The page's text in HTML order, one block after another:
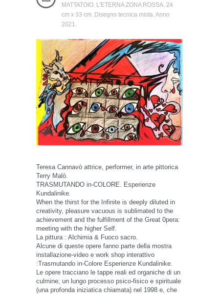
MATTATOIO. L'ETERNA ZONA ROSSA. 24
cm x 33 cm. Disegno tecnica mista. Anno
2021.
Teresa Cannavò attrice, performer, in arte pittorica
Terry Malò.
TRASMUTANDO in-COLORE. Esperienze
Kundalinike.
When the thirst for the Infinite is deeply diluted in
creativity, pleasure vacuous is sublimated to the
achievement and the fulfillment of the Great 0pera:
meeting with the higher Self.
La pittura : Alchimia & Fuoco sacro.
Alcune di queste opere fanno parte della mostra
installazione-video e work shop interattivo
:Trasmutando in-Colore Esperienze Kundalinike.
Le opere tracciano le tappe reali ed organiche di un
culmine; un lungo processo psico-fisico e spirituale
(una profonda iniziatica chiamata) nel 1998 e, che